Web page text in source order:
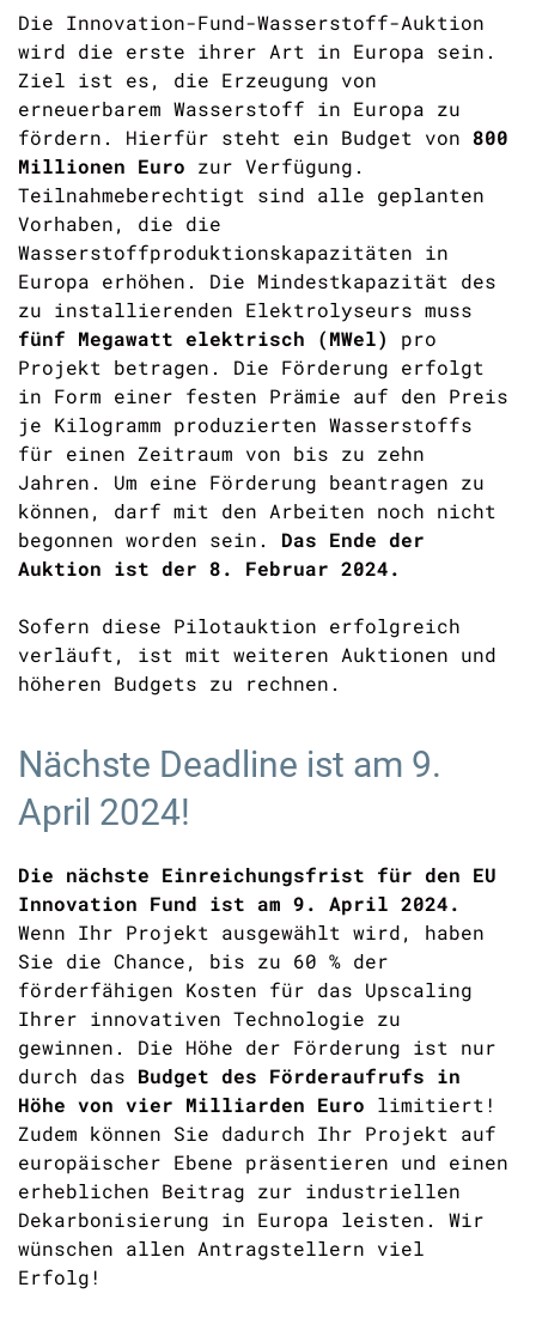
Die Innovation-Fund-Wasserstoff-Auktion
wird die erste ihrer Art in Europa sein.
Ziel ist es, die Erzeugung von
erneuerbarem Wasserstoff in Europa zu
fördern. Hierfür steht ein Budget von 800
Millionen Euro zur Verfügung.
Teilnahmeberechtigt sind alle geplanten
Vorhaben, die die
Wasserstoffproduktionskapazitäten in
Europa erhöhen. Die Mindestkapazität des
zu installierenden Elektrolyseurs muss
fünf Megawatt elektrisch (MWel)
pro
Projekt betragen. Die Förderung erfolgt
in Form einer festen Prämie auf den Preis
je Kilogramm produzierten Wasserstoffs
für einen Zeitraum von bis zu zehn
Jahren. Um eine Förderung beantragen zu
können, darf mit den Arbeiten noch nicht
begonnen worden sein. Das Ende der
Auktion ist der 8. Februar 2024.
Sofern diese Pilotauktion erfolgreich
verläuft, ist mit weiteren Auktionen und
höheren Budgets zu rechnen.
Nächste Deadline ist am 9.
April 2024!
Die nächste Einreichungsfrist für den EU
Innovation Fund ist am 9. April 2024.
Wenn Ihr Projekt ausgewählt wird, haben
Sie die Chance, bis zu 60 % der
förderfähigen Kosten für das Upscaling
Ihrer innovativen Technologie zu
gewinnen. Die Höhe der Förderung ist nur
durch das Budget des Förderaufrufs in
Höhe von vier Milliarden Euro limitiert!
Zudem können Sie dadurch Ihr Projekt auf
europäischer Ebene präsentieren und einen
erheblichen Beitrag zur industriellen
Dekarbonisierung in Europa leisten. Wir
wünschen allen Antragstellern viel
Erfolg!